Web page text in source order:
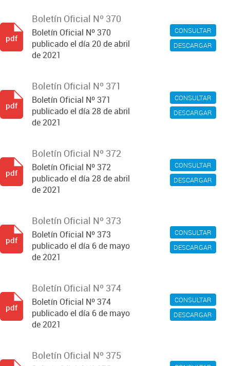
CONSULTAR
DESCARGAR
Boletín Oficial Nº 370
Boletín Oficial Nº 370
publicado el día 20 de abril
de 2021
pdf
CONSULTAR
DESCARGAR
Boletín Oficial Nº 371
Boletín Oficial Nº 371
publicado el día 28 de abril
de 2021
pdf
CONSULTAR
DESCARGAR
Boletín Oficial Nº 372
Boletín Oficial Nº 372
publicado el día 28 de abril
de 2021
pdf
CONSULTAR
DESCARGAR
Boletín Oficial Nº 373
Boletín Oficial Nº 373
publicado el día 6 de mayo
de 2021
pdf
CONSULTAR
DESCARGAR
Boletín Oficial Nº 374
Boletín Oficial Nº 374
publicado el día 6 de mayo
de 2021
pdf
Boletín Oficial Nº 375